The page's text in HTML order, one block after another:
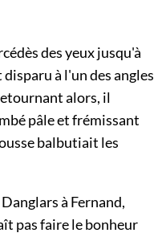
des yeux jusqu'à
à l'un des angles
alors, il
pâle et frémissant
balbutiait les
à Fernand,
pas faire le bonheur